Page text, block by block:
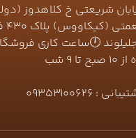
شریعتی خ کلاهدوز
🕛ساعت کاری
۹ شب
:
09353100626